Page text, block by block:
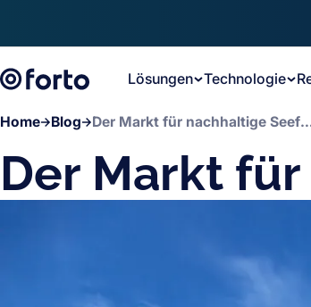
Lösungen Technologie
Home Blog Der Markt für
Der Markt